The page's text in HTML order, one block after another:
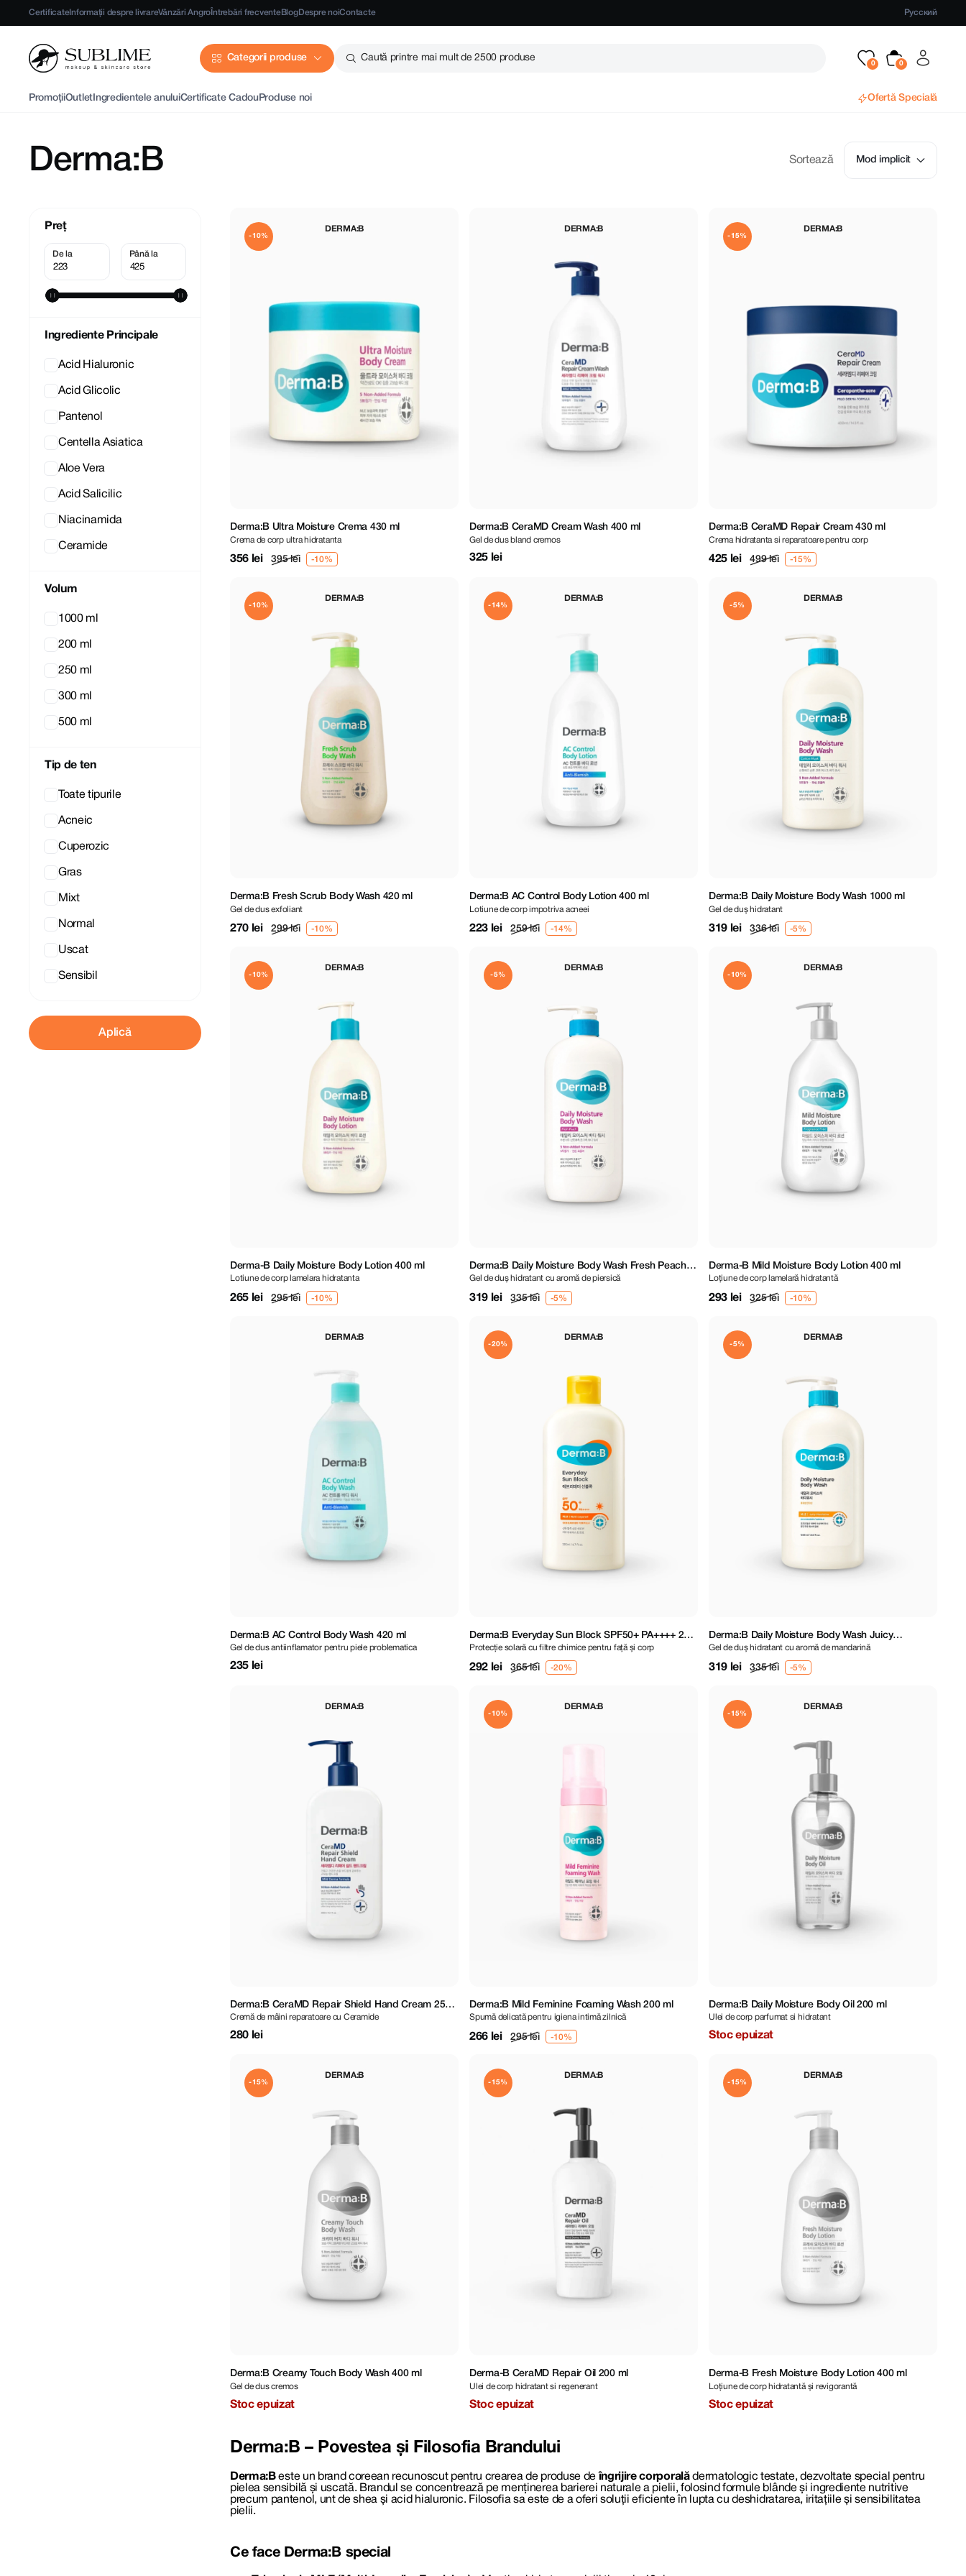
CertificateInformații despre livrareVânzări Angro Întrebări frecventeBlogDespre noiContacte Русский
Categorii produse Caută printre mai mult de 2500 produse
PromoțiiOutlet Ingredientele anuluiCertificate CadouProduse noi Ofertă Specială
Derma:B Sortează Mod implicit
Preț
Ingrediente Principale
Acid Hialuronic
Acid Glicolic
Pantenol
Centella Asiatica
Aloe Vera
Acid Salicilic
Niacinamida
Ceramide
Volum
1000 ml
200 ml
250 ml
300 ml
500 ml
Tip de ten
Toate tipurile
Acneic
Cuperozic
Gras
Mixt
Normal
Uscat
Sensibil
Aplică
DERMA:B
-10%
Derma:B Ultra Moisture Crema 430 ml
Crema de corp ultra hidratanta
356 lei 395 lei
DERMA:B
Derma:B CeraMD Cream Wash 400 ml
Gel de dus bland cremos
325 lei
DERMA:B
-15%
Derma:B CeraMD Repair Cream 430 ml
Crema hidratanta si reparatoare pentru corp
425 lei 499 lei
DERMA:B
-10%
Derma:B Fresh Scrub Body Wash 420 ml
Gel de dus exfoliant
270 lei 299 lei
DERMA:B
-14%
Derma:B AC Control Body Lotion 400 ml
Lotiune de corp impotriva acneei
223 lei 259 lei
DERMA:B
-5%
Derma:B Daily Moisture Body Wash 1000 ml
Gel de duș hidratant
319 lei 336 lei
DERMA:B
-10%
Derma-B Daily Moisture Body Lotion 400 ml
Lotiune de corp lamelara hidratanta
265 lei 295 lei
DERMA:B
-5%
Derma:B Daily Moisture Body Wash Fresh Peach
1000 ml
Gel de duș hidratant cu aromă de piersică
319 lei 335 lei
DERMA:B
-10%
Derma-B Mild Moisture Body Lotion 400 ml
Loțiune de corp lamelară hidratantă
293 lei 325 lei
DERMA:B
Derma:B AC Control Body Wash 420 ml
Gel de dus antiinflamator pentru piele problematica
235 lei
DERMA:B
-20%
Derma:B Everyday Sun Block SPF50+ PA++++ 200
ml
Protecție solară cu filtre chimice pentru față și corp
292 lei 365 lei
DERMA:B
-5%
Derma:B Daily Moisture Body Wash Juicy
Mandarine 1000 ml
Gel de duș hidratant cu aromă de mandarină
319 lei 335 lei
DERMA:B
Derma:B CeraMD Repair Shield Hand Cream 250
ml
Cremă de mâini reparatoare cu Ceramide
280 lei
DERMA:B
-10%
Derma:B Mild Feminine Foaming Wash 200 ml
Spumă delicată pentru igiena intimă zilnică
266 lei 295 lei
DERMA:B
-15%
Derma:B Daily Moisture Body Oil 200 ml
Ulei de corp parfumat si hidratant
Stoc epuizat
DERMA:B
-15%
Derma:B Creamy Touch Body Wash 400 ml
Gel de dus cremos
Stoc epuizat
DERMA:B
-15%
Derma-B CeraMD Repair Oil 200 ml
Ulei de corp hidratant si regenerant
Stoc epuizat
DERMA:B
-15%
Derma-B Fresh Moisture Body Lotion 400 ml
Loțiune de corp hidratantă și revigorantă
Stoc epuizat
Derma:B – Povestea și Filosofia Brandului
Derma:Beste un brand coreean recunoscut pentru crearea de produse deîngrijire corporalădermatologic testate, dezvoltate special pentru
pielea sensibilă și uscată. Brandul se concentrează pe menținerea barierei naturale a pielii, folosind formule blânde și ingrediente nutritive
precum pantenol, unt de shea și acid hialuronic. Filosofia sa este de a oferi soluții eficiente în lupta cu deshidratarea, iritațiile și sensibilitatea
pielii.
Ce face Derma:B special